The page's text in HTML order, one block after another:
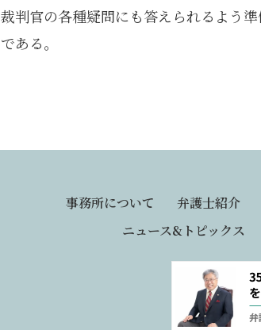
裁判官の各種疑問にも答えられるよう
である。
事務所について 弁護士紹介
ニュース&トピックス